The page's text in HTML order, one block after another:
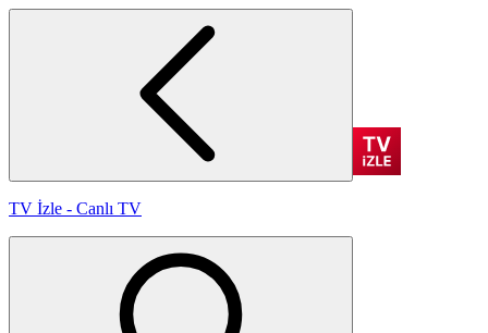
TV İzle - Canlı TV